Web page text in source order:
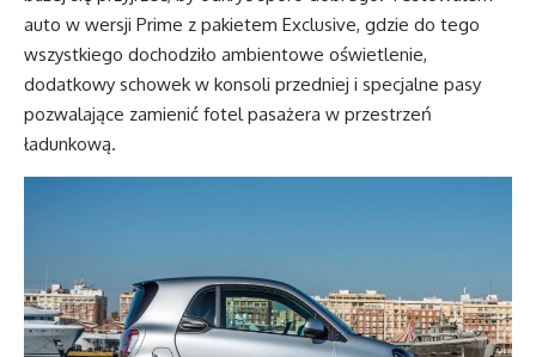
auto w wersji Prime z pakietem Exclusive, gdzie do tego
wszystkiego dochodziło ambientowe oświetlenie,
dodatkowy schowek w konsoli przedniej i specjalne pasy
pozwalające zamienić fotel pasażera w przestrzeń
ładunkową.